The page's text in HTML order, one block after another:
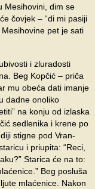
Mesihovini, dim se
čovjek – “di mi pasiji
pet je sati
i zluradosti
Beg Kopčić – priča
mu obeća dati imanje
dadne onoliko
na konju od izlaska
sedlenika i krene po
stigne pod Vran-
i priupita: “Reci,
Starica će na to:
Beg posluša
mlaćenice. Nakon